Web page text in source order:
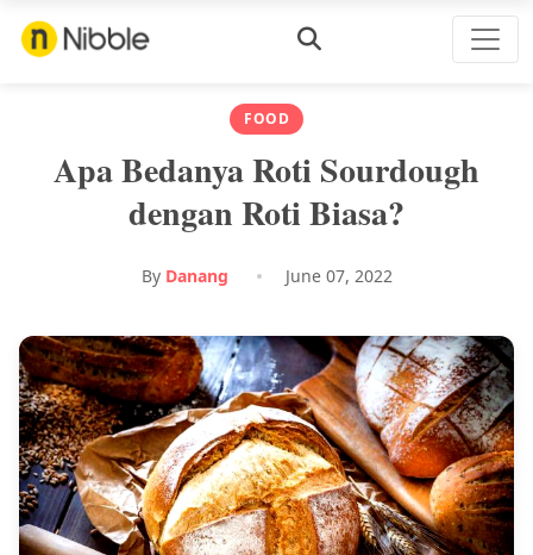
FOOD
Apa Bedanya Roti Sourdough
dengan Roti Biasa?
By Danang June 07, 2022